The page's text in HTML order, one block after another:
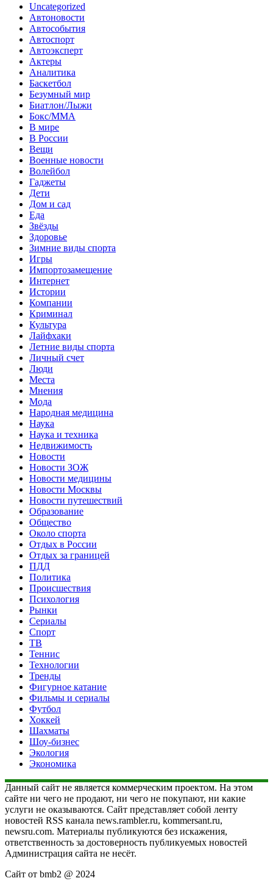
Uncategorized
Автоновости
Автособытия
Автоспорт
Автоэксперт
Актеры
Аналитика
Баскетбол
Безумный мир
Биатлон/Лыжи
Бокс/MMA
В мире
В России
Вещи
Военные новости
Волейбол
Гаджеты
Дети
Дом и сад
Еда
Звёзды
Здоровье
Зимние виды спорта
Игры
Импортозамещение
Интернет
Истории
Компании
Криминал
Культура
Лайфхаки
Летние виды спорта
Личный счет
Люди
Места
Мнения
Мода
Народная медицина
Наука
Наука и техника
Недвижимость
Новости
Новости ЗОЖ
Новости медицины
Новости Москвы
Новости путешествий
Образование
Общество
Около спорта
Отдых в России
Отдых за границей
ПДД
Политика
Происшествия
Психология
Рынки
Сериалы
Спорт
ТВ
Теннис
Технологии
Тренды
Фигурное катание
Фильмы и сериалы
Футбол
Хоккей
Шахматы
Шоу-бизнес
Экология
Экономика
Данный сайт не является коммерческим проектом. На этом
сайте ни чего не продают, ни чего не покупают, ни какие
услуги не оказываются. Сайт представляет собой ленту
новостей RSS канала news.rambler.ru, kommersant.ru,
newsru.com. Материалы публикуются без искажения,
ответственность за достоверность публикуемых новостей
Администрация сайта не несёт.
Сайт от bmb2 @ 2024